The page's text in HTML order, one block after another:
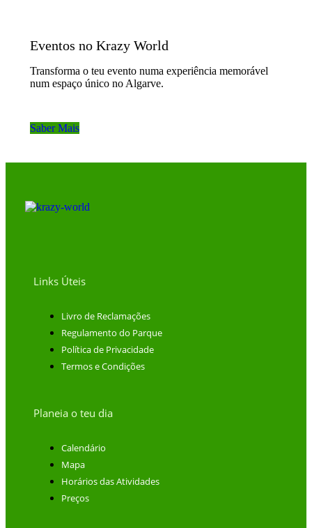
Eventos no Krazy World
Transforma o teu evento numa experiência memorável
num espaço único no Algarve.
Saber Mais
Links Úteis
Livro de Reclamações
Regulamento do Parque
Política de Privacidade
Termos e Condições
Planeia o teu dia
Calendário
Mapa
Horários das Atividades
Preços